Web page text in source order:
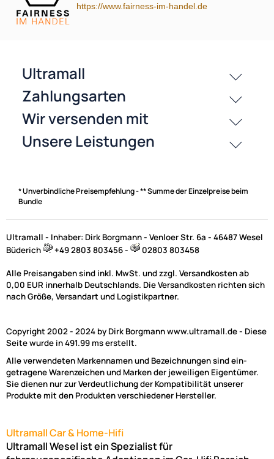
passende Produkte
History
Zahlungsarten
https://www.fairness-im-handel.de
* Unverbindliche Preisempfehlung - ** Summe der Einzelpreise beim
Bundle
Ultramall - Inhaber: Dirk Borgmann - Venloer Str. 6a - 46487 Wesel
Büderich
+49 2803 803456 - 02803 803458
Alle Preisangaben sind inkl. MwSt. und zzgl. Versandkosten ab
0,00 EUR innerhalb Deutschlands. Die Versandkosten richten sich
nach Größe, Versandart und Logistikpartner.
Copyright 2002 - 2024 by Dirk Borgmann www.ultramall.de - Diese
Seite wurde in 491.99 ms erstellt.
Alle verwendeten Markennamen und Bezeichnungen sind ein-
getragene Warenzeichen und Marken der jeweiligen Eigentümer.
Sie dienen nur zur Verdeutlichung der Kompatibilität unserer
Produkte mit den Produkten verschiedener Hersteller.
Ultramall Car & Home-Hifi
Ultramall Wesel ist ein Spezialist für